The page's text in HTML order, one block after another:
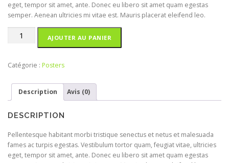
eget, tempor sit amet, ante. Donec eu libero sit amet quam egestas
semper. Aenean ultricies mi vitae est. Mauris placerat eleifend leo.
quantité
Your
AJOUTER AU PANIER
Catégorie : Posters
Description Avis (0)
DESCRIPTION
Pellentesque habitant morbi tristique senectus et netus et malesuada
fames ac turpis egestas. Vestibulum tortor quam, feugiat vitae, ultricies
eget, tempor sit amet, ante. Donec eu libero sit amet quam egestas